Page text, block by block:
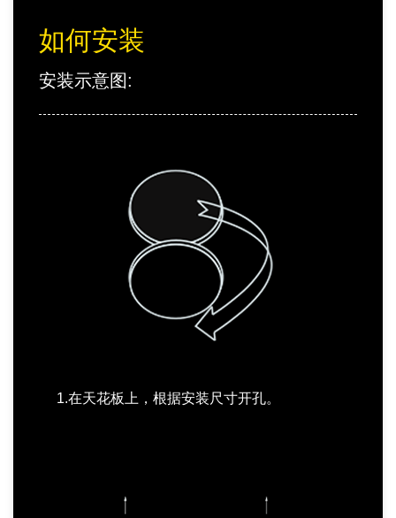
如何安装
安装示意图:
1.在天花板上，根据安装尺寸开孔。